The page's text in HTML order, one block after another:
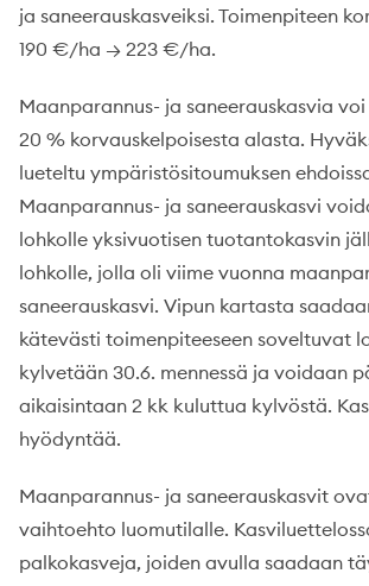
ja saneerauskasveiksi. Toimenpiteen
190 €/ha → 223 €/ha.
Maanparannus- ja saneerauskasvia
20 % korvauskelpoisesta alasta.
lueteltu ympäristösitoumuksen
Maanparannus- ja saneerauskasvi
lohkolle yksivuotisen tuotantokasvin
lohkolle, jolla oli viime vuonna
saneerauskasvi. Vipun kartasta
kätevästi toimenpiteeseen soveltuvat
kylvetään 30.6. mennessä ja voidaan
aikaisintaan 2 kk kuluttua kylvöstä.
hyödyntää.
Maanparannus- ja saneerauskasvit
vaihtoehto luomutilalle.
palkokasveja, joiden avulla saadaan